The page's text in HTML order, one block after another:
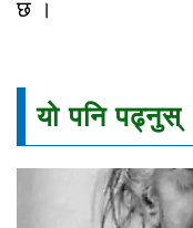
छ ।
यो पनि पढ्नुस्